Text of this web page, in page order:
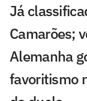
Já
Camarões;
Alemanha
favoritismo